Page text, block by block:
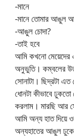
-মানে
-মানে তোমার আঙুল
-আঙুল চোদা?
-তাই হবে
আমি কখনো মেয়েদের
অনুভুতি। কম্বলের
সোনাটা। ছিদ্রটা
ধোনটা কীভাবে
করলাম। মারছি আর
আমি অন্য হাত দিয়ে
অন্যহাতের আঙুল ঢুকে